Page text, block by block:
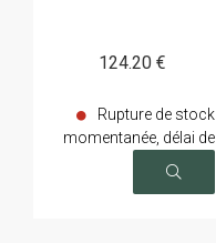
124.20 €
Rupture de stock
momentanée, délai de
livraison sur demande